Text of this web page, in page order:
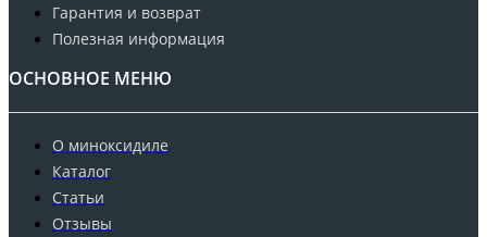
Гарантия и возврат
Полезная информация
ОСНОВНОЕ МЕНЮ
О миноксидиле
Каталог
Статьи
Отзывы